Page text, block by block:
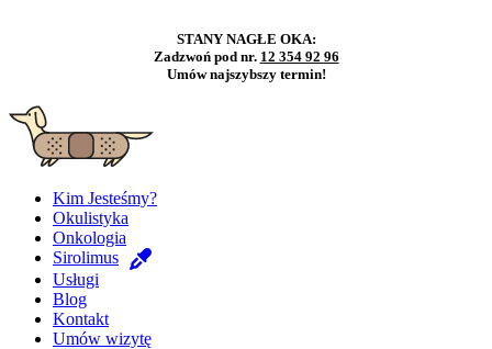
STANY NAGŁE OKA:
Zadzwoń pod nr. 12 354 92 96
Umów najszybszy termin!
Kim Jesteśmy?
Okulistyka
Onkologia
Sirolimus
Usługi
Blog
Kontakt
Umów wizytę